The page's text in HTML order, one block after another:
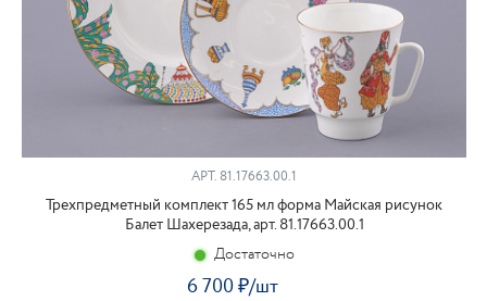
АРТ. 81.17663.00.1
Трехпредметный комплект 165 мл форма Майская рисунок
Балет Шахерезада, арт. 81.17663.00.1
Достаточно
6 700₽/шт